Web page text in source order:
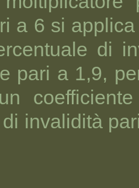
a 6 si
di
pari a 1,9,
invalidità